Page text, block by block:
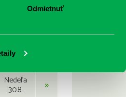
Odmietnuť
Nedeľa
30.8. »